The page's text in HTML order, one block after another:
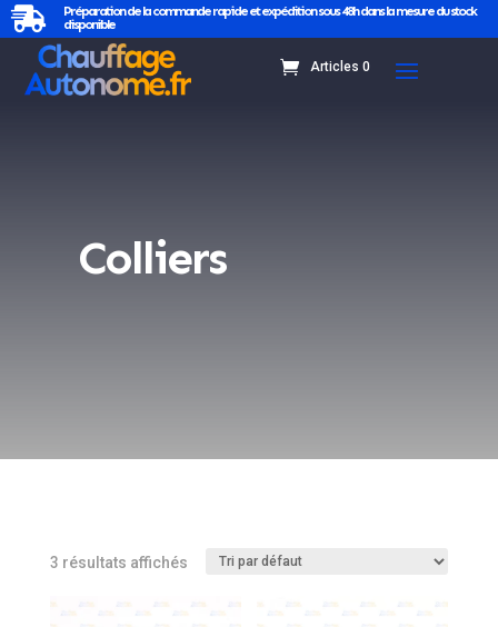

Préparation de la commande rapide et expédition sous 48h dans la mesure du stock
disponible
Articles 0
Colliers
3 résultats affichés